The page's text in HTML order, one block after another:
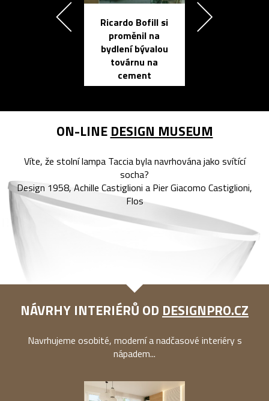
Ricardo Bofill si
proměnil na
bydlení bývalou
továrnu na
cement
ON-LINE DESIGN MUSEUM
Víte, že stolní lampa Taccia byla navrhována jako svítící
socha?
Design 1958, Achille Castiglioni a Pier Giacomo Castiglioni,
Flos
NÁVRHY INTERIÉRŮ OD DESIGNPRO.CZ
Navrhujeme osobité, moderní a nadčasové interiéry s
nápadem...